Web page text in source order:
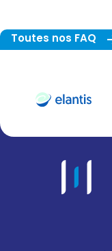
Toutes nos FAQ